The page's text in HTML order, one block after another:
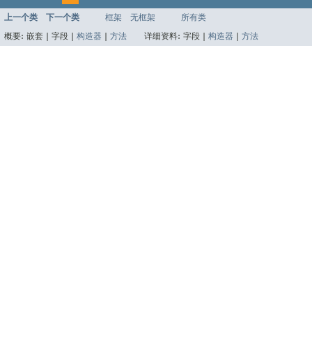
上一个类 下一个类 框架 无框架
所有类
概要: 嵌套 | 字段 | 构造器 方法 详细资料: 字段 | 构造器 方法